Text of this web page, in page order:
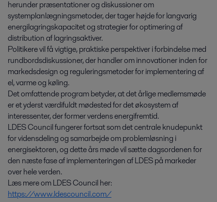
herunder præsentationer og diskussioner om
systemplanlægningsmetoder, der tager højde for langvarig
energilagringskapacitet og strategier for optimering af
distribution af lagringsaktiver.
Politikere vil få vigtige, praktiske perspektiver i forbindelse med
rundbordsdiskussioner, der handler om innovationer inden for
markedsdesign og reguleringsmetoder for implementering af
el, varme og køling.
Det omfattende program betyder, at det årlige medlemsmøde
er et yderst værdifuldt mødested for det økosystem af
interessenter, der former verdens energifremtid.
LDES Council fungerer fortsat som det centrale knudepunkt
for vidensdeling og samarbejde om problemløsning i
energisektoren, og dette års møde vil sætte dagsordenen for
den næste fase af implementeringen af LDES på markeder
over hele verden.
Læs mere om LDES Council her:
https://www.ldescouncil.com/